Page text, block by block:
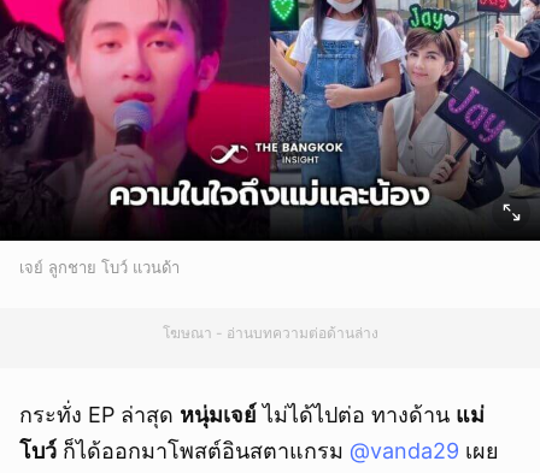
เจย์ ลูกชาย โบว์ แวนด้า
โฆษณา - อ่านบทความต่อด้านล่าง
กระทั่ง EP ล่าสุด หนุ่มเจย์ ไม่ได้ไปต่อ ทางด้าน แม่
โบว์ ก็ได้ออกมาโพสต์อินสตาแกรม @vanda29 เผย